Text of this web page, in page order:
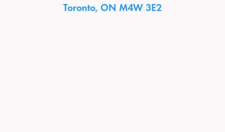
Toronto, ON M4W 3E2